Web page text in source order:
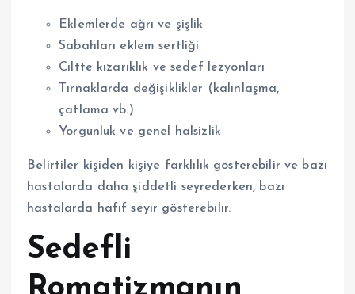
Eklemlerde ağrı ve şişlik
Sabahları eklem sertliği
Ciltte kızarıklık ve sedef lezyonları
Tırnaklarda değişiklikler (kalınlaşma,
çatlama vb.)
Yorgunluk ve genel halsizlik
Belirtiler kişiden kişiye farklılık gösterebilir ve bazı
hastalarda daha şiddetli seyrederken, bazı
hastalarda hafif seyir gösterebilir.
Sedefli